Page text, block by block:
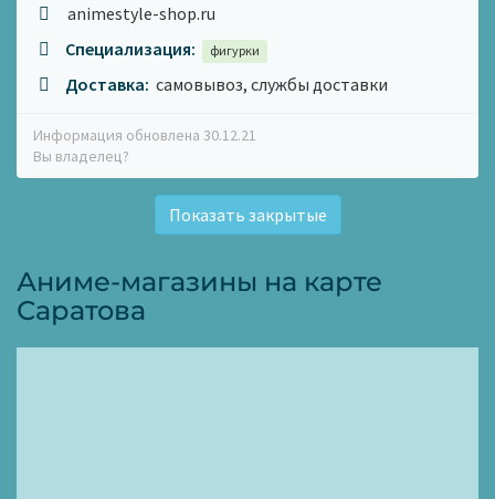
animestyle-shop.ru
Специализация:
фигурки
Доставка: самовывоз, службы доставки
Информация обновлена 30.12.21
Вы владелец?
Показать закрытые
Аниме-магазины на карте
Саратова